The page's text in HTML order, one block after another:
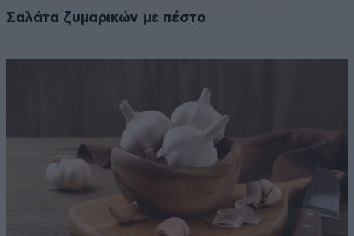
Σαλάτα ζυμαρικών με πέστο